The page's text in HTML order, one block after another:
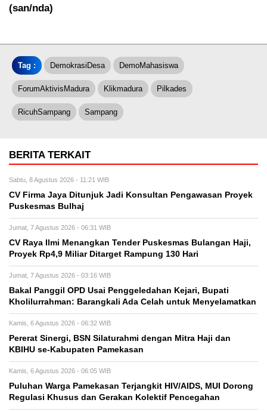
(san/nda)
Tag : DemokrasiDesa DemoMahasiswa
ForumAktivisMadura Klikmadura Pilkades
RicuhSampang Sampang
BERITA TERKAIT
Sabtu, 8 Agustus 2026 - 11:21 WIB
CV Firma Jaya Ditunjuk Jadi Konsultan Pengawasan Proyek
Puskesmas Bulhaj
Jumat, 7 Agustus 2026 - 06:31 WIB
CV Raya Ilmi Menangkan Tender Puskesmas Bulangan Haji,
Proyek Rp4,9 Miliar Ditarget Rampung 130 Hari
Jumat, 7 Agustus 2026 - 03:16 WIB
Bakal Panggil OPD Usai Penggeledahan Kejari, Bupati
Kholilurrahman: Barangkali Ada Celah untuk Menyelamatkan
Kamis, 6 Agustus 2026 - 06:32 WIB
Pererat Sinergi, BSN Silaturahmi dengan Mitra Haji dan
KBIHU se-Kabupaten Pamekasan
Kamis, 6 Agustus 2026 - 06:05 WIB
Puluhan Warga Pamekasan Terjangkit HIV/AIDS, MUI Dorong
Regulasi Khusus dan Gerakan Kolektif Pencegahan